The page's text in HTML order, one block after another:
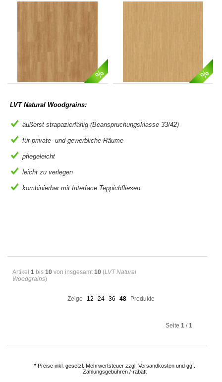
LVT Natural Woodgrains:
äußerst strapazierfähig (Beanspruchungsklasse 33/42)
für private- und gewerbliche Räume
pflegeleicht
leicht zu verlegen
kombinierbar mit Interface Teppichfliesen
Artikel 1 bis 10 von insgesamt 10 (LVT Natural
Woodgrains)
Zeige 12 24 36 48 Produkte
Seite1 /1
*Preise inkl. gesetzl. Mehrwertsteuer zzgl. Versandkosten und ggf.
Zahlungsgebühren /-rabatt